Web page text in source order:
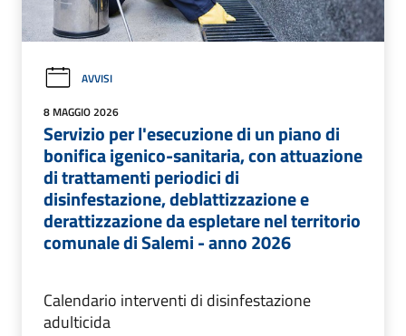
AVVISI
8 MAGGIO 2026
Servizio per l'esecuzione di un piano di
bonifica igenico-sanitaria, con attuazione
di trattamenti periodici di
disinfestazione, deblattizzazione e
derattizzazione da espletare nel territorio
comunale di Salemi - anno 2026
Calendario interventi di disinfestazione
adulticida